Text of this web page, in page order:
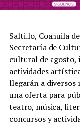
La función se
Guanajuato, serán
las 20:00 horas en
Bicentenario
Los boletos se
AREMA Ticket.
Saltillo, Coahuila
Secretaría de
cultural de agosto,
actividades
llegarán a diversos
una oferta para
teatro, música,
concursos y